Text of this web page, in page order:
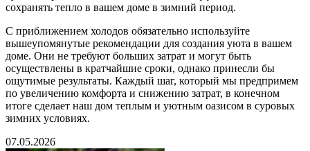
сохранять тепло в вашем доме в зимний период.
С приближением холодов обязательно используйте
вышеупомянутые рекомендации для создания уюта в вашем
доме. Они не требуют больших затрат и могут быть
осуществлены в кратчайшие сроки, однако принесли бы
ощутимые результаты. Каждый шаг, который мы предпримем
по увеличению комфорта и снижению затрат, в конечном
итоге сделает наш дом теплым и уютным оазисом в суровых
зимних условиях.
07.05.2026